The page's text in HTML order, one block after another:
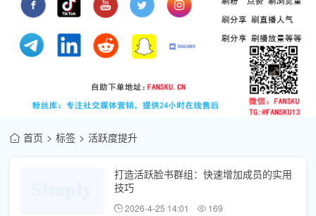
首页 标签 活跃度提升
打造活跃脸书群组：快速增加成员的实用
技巧
2026-4-25 14:01 169